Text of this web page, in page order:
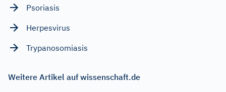
Psoriasis
Herpesvirus
Trypanosomiasis
Weitere Artikel auf wissenschaft.de